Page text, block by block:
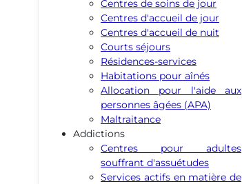
Centres de soins de jour
Centres d'accueil de jour
Centres d'accueil de nuit
Courts séjours
Résidences-services
Habitations pour aînés
Allocation pour l'aide aux
personnes âgées (APA)
Maltraitance
Addictions
Centres pour adultes
souffrant d'assuétudes
Services actifs en matière de